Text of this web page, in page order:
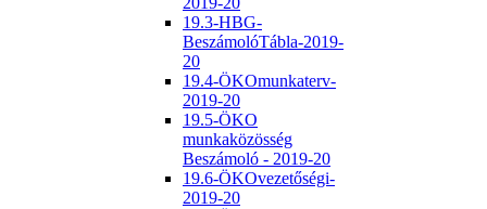
19.3-HBG-
BeszámolóTábla-2019-
20
19.4-ÖKOmunkaterv-
2019-20
19.5-ÖKO
munkaközösség
Beszámoló - 2019-20
19.6-ÖKOvezetőségi-
2019-20